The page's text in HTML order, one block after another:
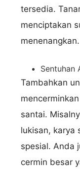
tersedia.
menciptakan
menenangkan.
Sentuhan
Tambahkan
santai.
lukisan, karya
spesial. Anda
cermin besar